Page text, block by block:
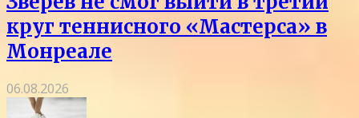
круг теннисного «Мастерса» в
Монреале
06.08.2026